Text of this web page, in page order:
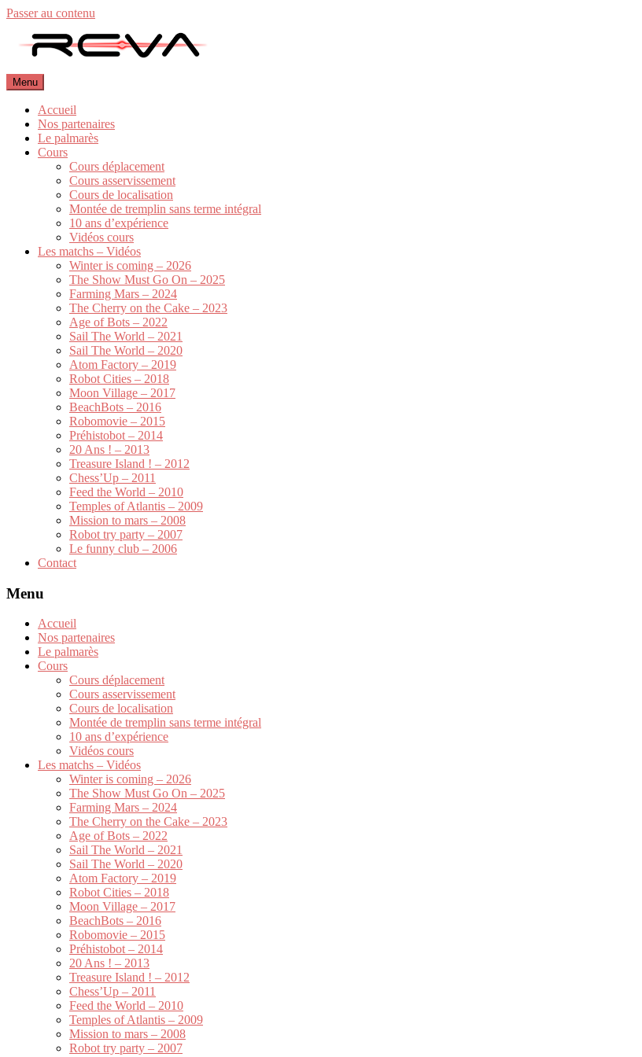
Passer au contenu
Menu
Accueil
Nos partenaires
Le palmarès
Cours
Cours déplacement
Cours asservissement
Cours de localisation
Montée de tremplin sans terme intégral
10 ans d’expérience
Vidéos cours
Les matchs – Vidéos
Winter is coming – 2026
The Show Must Go On – 2025
Farming Mars – 2024
The Cherry on the Cake – 2023
Age of Bots – 2022
Sail The World – 2021
Sail The World – 2020
Atom Factory – 2019
Robot Cities – 2018
Moon Village – 2017
BeachBots – 2016
Robomovie – 2015
Préhistobot – 2014
20 Ans ! – 2013
Treasure Island ! – 2012
Chess’Up – 2011
Feed the World – 2010
Temples of Atlantis – 2009
Mission to mars – 2008
Robot try party – 2007
Le funny club – 2006
Contact
Menu
Accueil
Nos partenaires
Le palmarès
Cours
Cours déplacement
Cours asservissement
Cours de localisation
Montée de tremplin sans terme intégral
10 ans d’expérience
Vidéos cours
Les matchs – Vidéos
Winter is coming – 2026
The Show Must Go On – 2025
Farming Mars – 2024
The Cherry on the Cake – 2023
Age of Bots – 2022
Sail The World – 2021
Sail The World – 2020
Atom Factory – 2019
Robot Cities – 2018
Moon Village – 2017
BeachBots – 2016
Robomovie – 2015
Préhistobot – 2014
20 Ans ! – 2013
Treasure Island ! – 2012
Chess’Up – 2011
Feed the World – 2010
Temples of Atlantis – 2009
Mission to mars – 2008
Robot try party – 2007